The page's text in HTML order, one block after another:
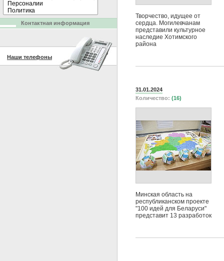
Творчество, идущее от
сердца. Могилевчанам
представили культурное
наследие Хотимского
района
31.01.2024
Количество: (16)
Минская область на
республиканском проекте
"100 идей для Беларуси"
представит 13 разработок
Контактная информация
Наши телефоны